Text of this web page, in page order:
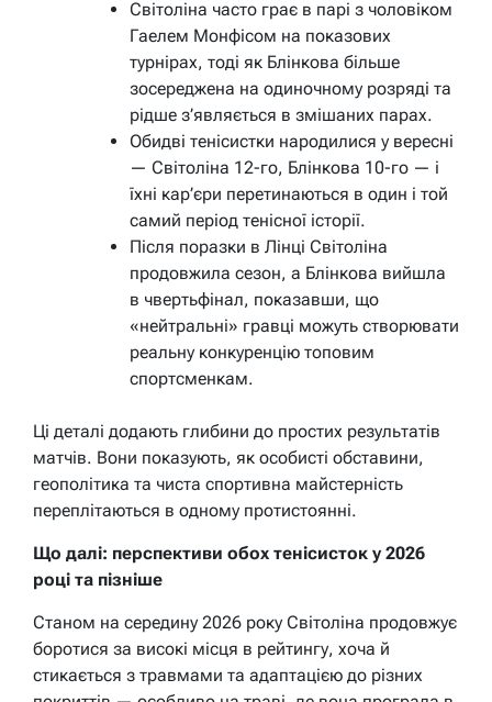
Світоліна часто грає в парі з чоловіком
Гаелем Монфісом на показових
турнірах, тоді як Блінкова більше
зосереджена на одиночному розряді та
рідше з’являється в змішаних парах.
Обидві тенісистки народилися у вересні
— Світоліна 12-го, Блінкова 10-го — і
їхні кар’єри перетинаються в один і той
самий період тенісної історії.
Після поразки в Лінці Світоліна
продовжила сезон, а Блінкова вийшла
в чвертьфінал, показавши, що
«нейтральні» гравці можуть створювати
реальну конкуренцію топовим
спортсменкам.
Ці деталі додають глибини до простих результатів
матчів. Вони показують, як особисті обставини,
геополітика та чиста спортивна майстерність
переплітаються в одному протистоянні.
Що далі: перспективи обох тенісисток у 2026
році та пізніше
Станом на середину 2026 року Світоліна продовжує
боротися за високі місця в рейтингу, хоча й
стикається з травмами та адаптацією до різних